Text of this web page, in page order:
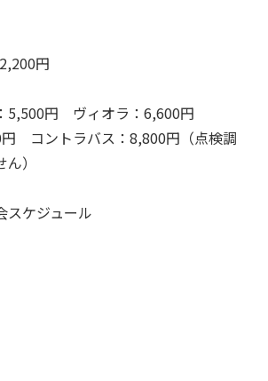
円
5,500円 ヴィオラ：6,600円
コントラバス：8,800円（点検調
）
ケジュール